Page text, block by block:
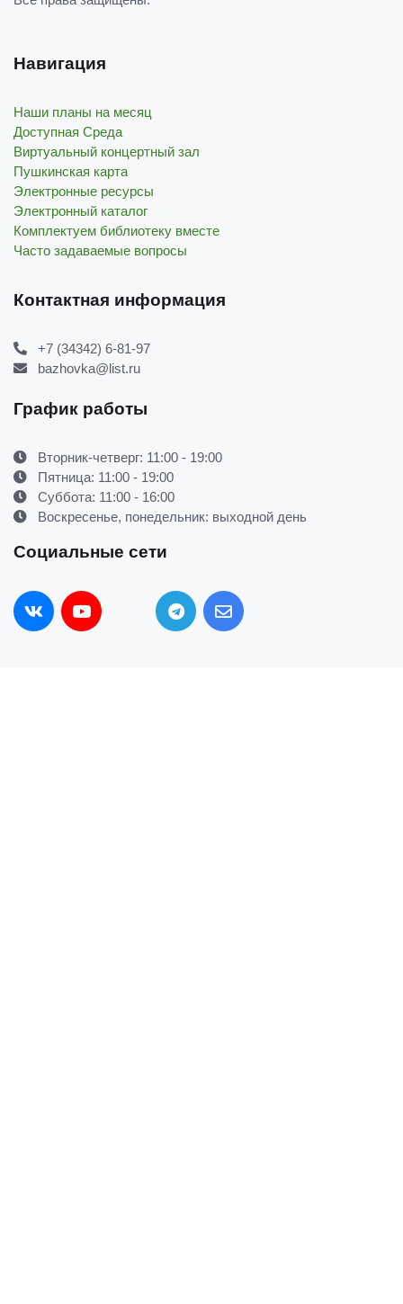
Навигация
Наши планы на месяц
Доступная Среда
Виртуальный концертный зал
Пушкинская карта
Электронные ресурсы
Электронный каталог
Комплектуем библиотеку вместе
Часто задаваемые вопросы
Контактная информация
+7 (34342) 6-81-97
bazhovka@list.ru
График работы
Вторник-четверг: 11:00 - 19:00
Пятница: 11:00 - 19:00
Суббота: 11:00 - 16:00
Воскресенье, понедельник: выходной день
Социальные сети